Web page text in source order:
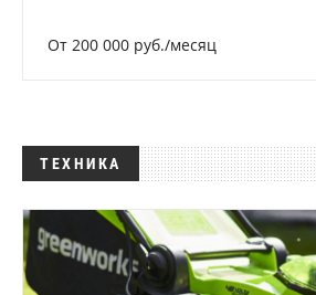
От 200 000 руб./месяц
ТЕХНИКА